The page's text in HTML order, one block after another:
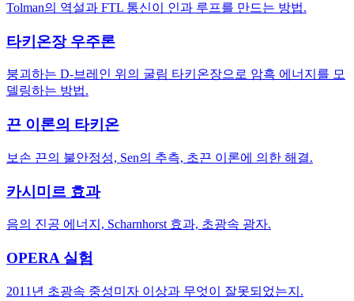
Tolman의 역설과 FTL 통신이 인과 루프를 만드는 방법.
타키온장 우주론
붕괴하는 D-브레인 위의 굴림 타키온장으로 암흑 에너지를 모
델링하는 방법.
끈 이론의 타키온
보손 끈의 불안정성, Sen의 추측, 초끈 이론에 의한 해결.
카시미르 효과
음의 진공 에너지, Scharnhorst 효과, 초광속 광자.
OPERA 실험
2011년 초광속 중성미자 이상과 무엇이 잘못되었는지.